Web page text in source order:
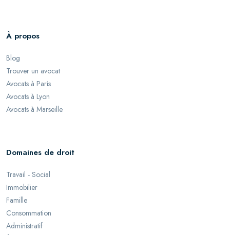
À propos
Blog
Trouver un avocat
Avocats à Paris
Avocats à Lyon
Avocats à Marseille
Domaines de droit
Travail - Social
Immobilier
Famille
Consommation
Administratif